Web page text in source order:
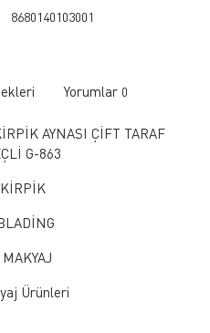
8680140103001
Yorumlar 0
AYNASI ÇİFT TARAF
G-863
Ürünleri